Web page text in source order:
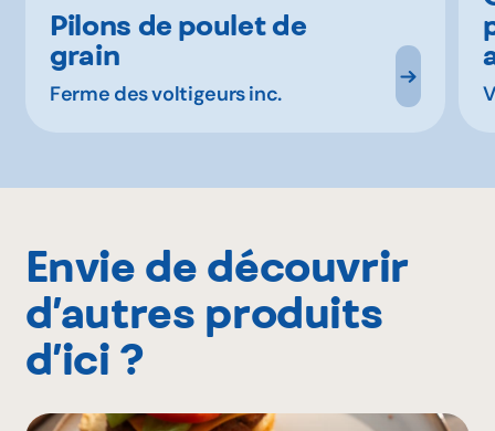
Pilons de poulet de
grain
Ferme des voltigeurs inc.
Envie de découvrir
d’autres produits
d’ici ?